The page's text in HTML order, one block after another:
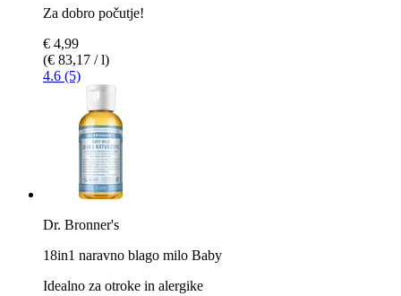
Za dobro počutje!
€ 4,99
(€ 83,17 / l)
4.6 (5)
Dr. Bronner's
18in1 naravno blago milo Baby
Idealno za otroke in alergike